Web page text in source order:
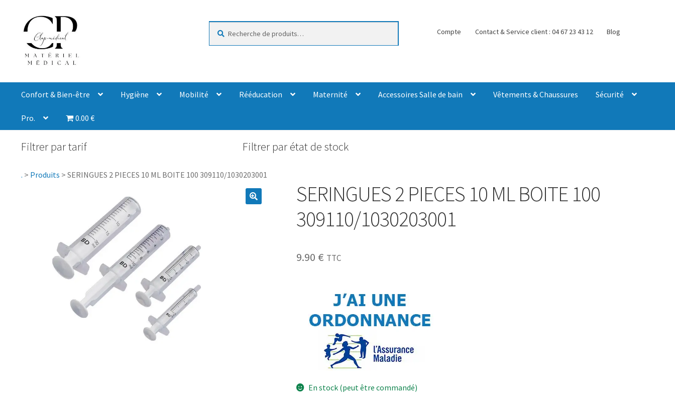
Compte Contact & Service client : 04 67 23 43 12 Blog
Confort & Bien-être Hygiène Mobilité Rééducation Maternité Accessoires Salle de bain Vêtements & Chaussures Sécurité
Pro. 0.00 €
Filtrer par tarif Filtrer par état de stock
. > Produits > SERINGUES 2 PIECES 10 ML BOITE 100 309110/1030203001
SERINGUES 2 PIECES 10 ML BOITE 100
309110/1030203001
9.90 € TTC
En stock (peut être commandé)